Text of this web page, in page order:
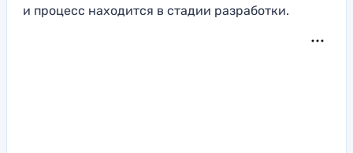
и процесс находится в стадии разработки.